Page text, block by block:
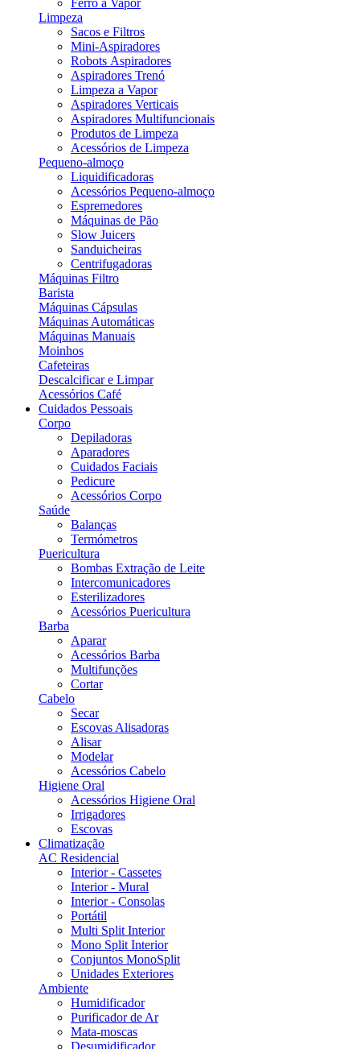
Ferro a Vapor
Limpeza
Sacos e Filtros
Mini-Aspiradores
Robots Aspiradores
Aspiradores Trenó
Limpeza a Vapor
Aspiradores Verticais
Aspiradores Multifuncionais
Produtos de Limpeza
Acessórios de Limpeza
Pequeno-almoço
Liquidificadoras
Acessórios Pequeno-almoço
Espremedores
Máquinas de Pão
Slow Juicers
Sanduicheiras
Centrifugadoras
Máquinas Filtro
Barista
Máquinas Cápsulas
Máquinas Automáticas
Máquinas Manuais
Moinhos
Cafeteiras
Descalcificar e Limpar
Acessórios Café
Cuidados Pessoais
Corpo
Depiladoras
Aparadores
Cuidados Faciais
Pedicure
Acessórios Corpo
Saúde
Balanças
Termómetros
Puericultura
Bombas Extração de Leite
Intercomunicadores
Esterilizadores
Acessórios Puericultura
Barba
Aparar
Acessórios Barba
Multifunções
Cortar
Cabelo
Secar
Escovas Alisadoras
Alisar
Modelar
Acessórios Cabelo
Higiene Oral
Acessórios Higiene Oral
Irrigadores
Escovas
Climatização
AC Residencial
Interior - Cassetes
Interior - Mural
Interior - Consolas
Portátil
Multi Split Interior
Mono Split Interior
Conjuntos MonoSplit
Unidades Exteriores
Ambiente
Humidificador
Purificador de Ar
Mata-moscas
Desumidificador